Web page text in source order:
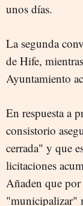
unos días.
La segunda
de Hife,
Ayuntamiento
En respuesta a
consistorio
cerrada" y que
licitaciones
Añaden que por
"municipalizar"